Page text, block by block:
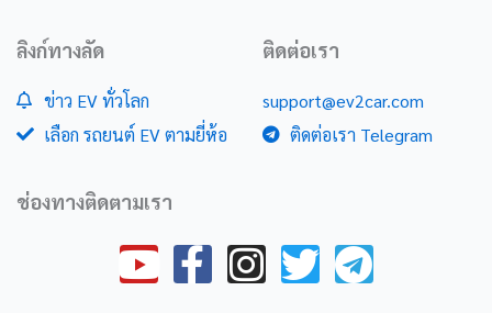
ลิงก์ทางลัด
ข่าว EV ทั่วโลก
เลือก รถยนต์ EV ตามยี่ห้อ
ติดต่อเรา
support@ev2car.com
ติดต่อเรา Telegram
ช่องทางติดตามเรา
Y F I T T